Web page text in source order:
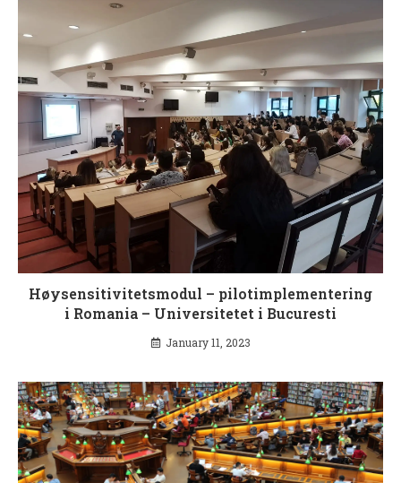
Høysensitivitetsmodul – pilotimplementering
i Romania – Universitetet i Bucuresti
January 11, 2023